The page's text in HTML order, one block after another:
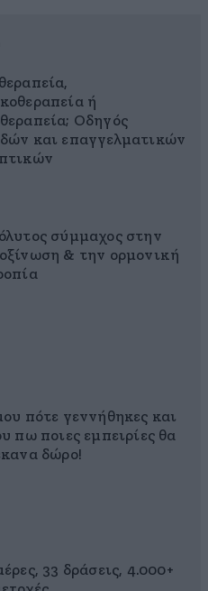
ή
Οδηγός
και επαγγελματικών
σύμμαχος στην
& την ορμονική
πότε γεννήθηκες και
πω ποιες εμπειρίες θα
δώρο!
33 δράσεις, 4.000+